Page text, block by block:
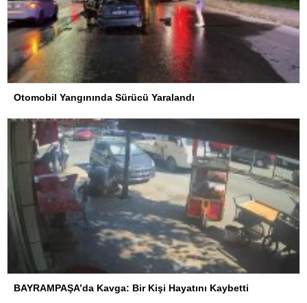
Otomobil Yangınında Sürücü Yaralandı
BAYRAMPAŞA’da Kavga: Bir Kişi Hayatını Kaybetti